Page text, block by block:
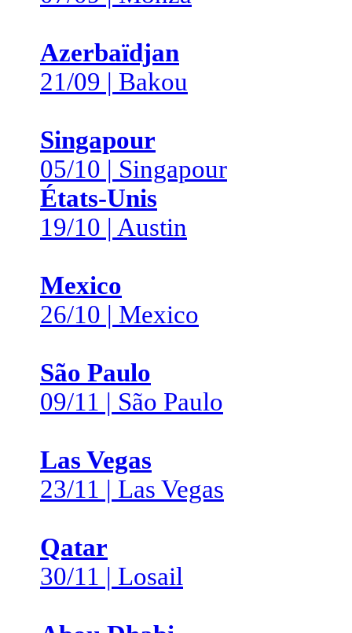
Azerbaïdjan
21/09 | Bakou
Singapour
05/10 | Singapour
États-Unis
19/10 | Austin
Mexico
26/10 | Mexico
São Paulo
09/11 | São Paulo
Las Vegas
23/11 | Las Vegas
Qatar
30/11 | Losail